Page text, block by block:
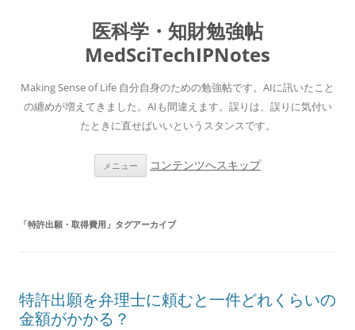
医科学・知財勉強帖
MedSciTechIPNotes
Making Sense of Life 自分自身のための勉強帖です。AIに訊いたこと
の纏めが増えてきました。AIも間違えます。誤りは、誤りに気付い
たときに直せばいいというスタンスです。
メニュー コンテンツへスキップ
「特許出願・取得費用 」タグアーカイブ
特許出願を弁理士に頼むと一件どれくらいの
金額がかかる？